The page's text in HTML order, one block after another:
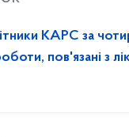
КАРС за
пов'язані з